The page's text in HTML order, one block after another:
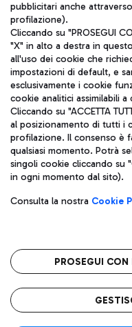
Aeroporti di Roma S.p.A. -
coordinamento di Mundys
Codice fiscale e Registro
IVA 06572251004
Capitale sociale
Sede legale: Via Pier
telefono +39 06 65951
Privacy policy
pubblicitari anche
profilazione).
Cliccando su "PROSEGUI
"X" in alto a destra in
all'uso dei cookie che
impostazioni di default, e
esclusivamente i cookie
cookie analitici assimilabili a
Cliccando su "ACCETTA
al posizionamento di tutti i
profilazione. Il consenso è
qualsiasi momento. Potrà
singoli cookie cliccando su
in ogni momento dal sito).
Consulta la nostra Cookie
PROSEGUI CON